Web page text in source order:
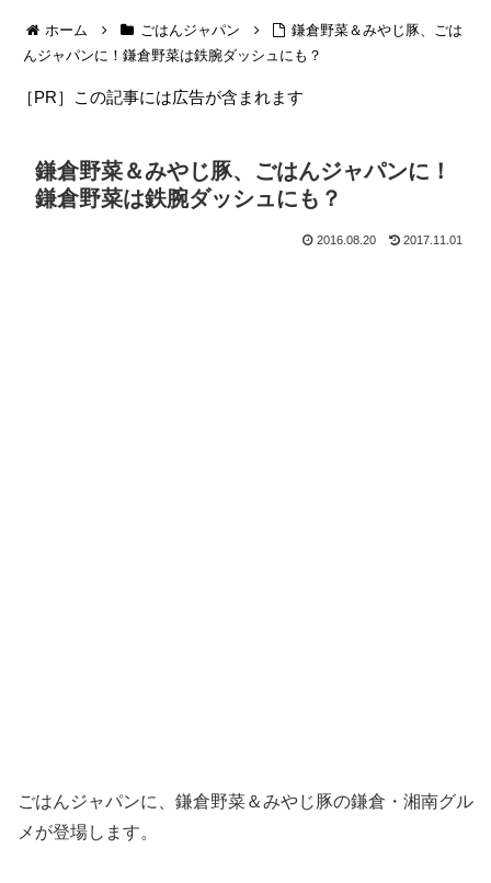
ホーム ごはんジャパン
鎌倉野菜＆みやじ豚、ごは
んジャパンに！鎌倉野菜は鉄腕ダッシュにも？
［PR］この記事には広告が含まれます
鎌倉野菜＆みやじ豚、ごはんジャパンに！
鎌倉野菜は鉄腕ダッシュにも？
2016.08.20 2017.11.01
ごはんジャパンに、鎌倉野菜＆みやじ豚の鎌倉・湘南グル
メが登場します。